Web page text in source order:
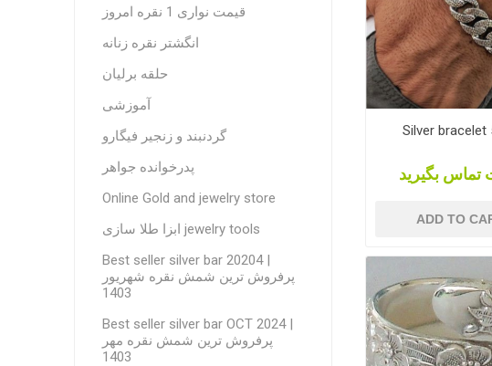
Silver bracelet
تماس بگیرید
ADD TO
قیمت نواری 1 نقره امروز
انگشتر نقره زنانه
حلقه برلیان
آموزشی
گردنبند و زنجیر فیگارو
پدرخوانده جواهر
Online Gold and jewelry store
ابزا طلا سازی jewelry tools
Best seller silver bar 20204 |
پرفروش ترین شمش نقره شهریور
1403
Best seller silver bar OCT 2024 |
پرفروش ترین شمش نقره مهر
1403